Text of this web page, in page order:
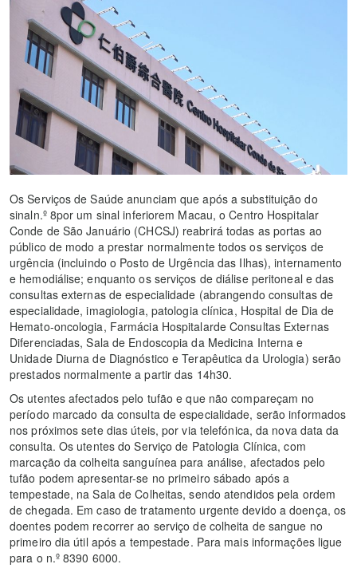
Os Serviços de Saúde anunciam que após a substituição do
sinaln.º 8por um sinal inferiorem Macau, o Centro Hospitalar
Conde de São Januário (CHCSJ) reabrirá todas as portas ao
público de modo a prestar normalmente todos os serviços de
urgência (incluindo o Posto de Urgência das Ilhas), internamento
e hemodiálise; enquanto os serviços de diálise peritoneal e das
consultas externas de especialidade (abrangendo consultas de
especialidade, imagiologia, patologia clínica, Hospital de Dia de
Hemato-oncologia, Farmácia Hospitalarde Consultas Externas
Diferenciadas, Sala de Endoscopia da Medicina Interna e
Unidade Diurna de Diagnóstico e Terapêutica da Urologia) serão
prestados normalmente a partir das 14h30.
Os utentes afectados pelo tufão e que não compareçam no
período marcado da consulta de especialidade, serão informados
nos próximos sete dias úteis, por via telefónica, da nova data da
consulta. Os utentes do Serviço de Patologia Clínica, com
marcação da colheita sanguínea para análise, afectados pelo
tufão podem apresentar-se no primeiro sábado após a
tempestade, na Sala de Colheitas, sendo atendidos pela ordem
de chegada. Em caso de tratamento urgente devido a doença, os
doentes podem recorrer ao serviço de colheita de sangue no
primeiro dia útil após a tempestade. Para mais informações ligue
para o n.º 8390 6000.